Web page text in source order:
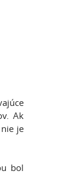
Ak
je
bol